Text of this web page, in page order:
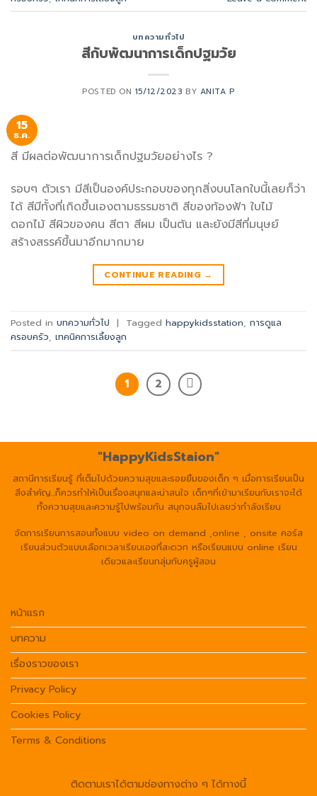
บทความทั่วไป
สีกับพัฒนาการเด็กปฐมวัย
POSTED ON 15/12/2023 BY ANITA P
15
ธ.ค.
สี มีผลต่อพัฒนาการเด็กปฐมวัยอย่างไร ?
รอบๆ ตัวเรา มีสีเป็นองค์ประกอบของทุกสิ่งบนโลกใบนี้เลยก็ว่า
ได้ สีมีทั้งที่เกิดขึ้นเองตามธรรมชาติ สีของท้องฟ้า ใบไม้
ดอกไม้ สีผิวของคน สีตา สีผม เป็นต้น และยังมีสีที่มนุษย์
สร้างสรรค์ขึ้นมาอีกมากมาย
CONTINUE READING →
Posted in บทความทั่วไป | Tagged happykidsstation, การดูแล
ครอบครัว, เทคนิคการเลี้ยงลูก
1 2
"HappyKidsStaion"
สถานีการเรียนรู้ ที่เต็มไปด้วยความสุขและรอยยิ้มของเด็ก ๆ เมื่อการเรียนเป็น
สิ่งสำคัญ...ก็ควรทำให้เป็นเรื่องสนุกและน่าสนใจ เด็กๆที่เข้ามาเรียนกับเราจะได้
ทั้งความสุขและความรู้ไปพร้อมกัน สนุกจนลืมไปเลยว่ากำลังเรียน
จัดการเรียนการสอนทั้งแบบ video on demand ,online , onsite คอร์ส
เรียนส่วนตัวแบบเลือกเวลาเรียนเองที่สะดวก หรือเรียนแบบ online เรียน
เดียวและเรียนกลุ่มกับครูผู้สอน
หน้าแรก
บทความ
เรื่องราวของเรา
Privacy Policy
Cookies Policy
Terms & Conditions
ติดตามเราได้ตามช่องทางต่าง ๆ ได้ทางนี้